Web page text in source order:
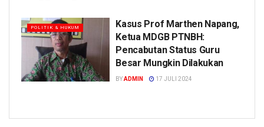
POLITIK & HUKUM
Kasus Prof Marthen Napang,
Ketua MDGB PTNBH:
Pencabutan Status Guru
Besar Mungkin Dilakukan
BY ADMIN 17 JULI 2024